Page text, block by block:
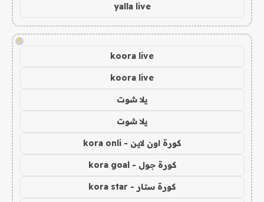
yalla live
!
koora live
koora live
يلا شوت
يلا شوت
كورة اون لاين - kora onli
كورة جول - kora goal
كورة ستار - kora star